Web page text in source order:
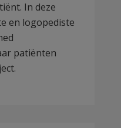
In deze
en logopediste
patiënten